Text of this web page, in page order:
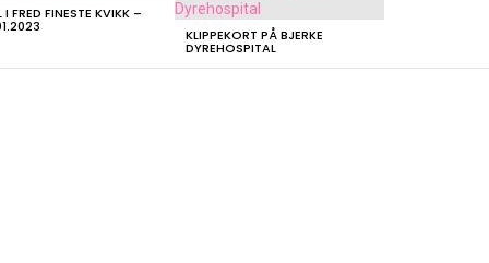
I FRED FINESTE KVIKK –
KLIPPEKORT PÅ BJERKE
DYREHOSPITAL